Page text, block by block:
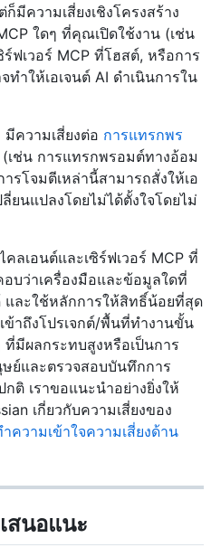
มีความเสี่ยงเชิงโครงสร้าง
ใดๆ ที่คุณเปิดใช้งาน (เช่น
ฟเวอร์ MCP ที่โฮสต์, หรือการ
ำให้เอเจนต์ AI ดำเนินการใน
ความเสี่ยงต่อ การแทรกพร
เช่น การแทรกพรอมต์ทางอ้อม
ารโจมตีเหล่านี้สามารถสั่งให้เอ
ยนแปลงโดยไม่ได้ตั้งใจโดยไม่
คลเอนต์และเซิร์ฟเวอร์ MCP ที่
บว่าเครื่องมือและข้อมูลใดที่
และใช้หลักการให้สิทธิ์น้อยที่สุด
ข้าถึงโปรเจกต์/พื้นที่ทำงานขั้น
ที่มีผลกระทบสูงหรือเป็นการ
ย์และตรวจสอบบันทึกการ
ติ เราขอแนะนำอย่างยิ่งให้
เกี่ยวกับความเสี่ยงของ
ความเข้าใจความเสี่ยงด้าน
สนอแนะ